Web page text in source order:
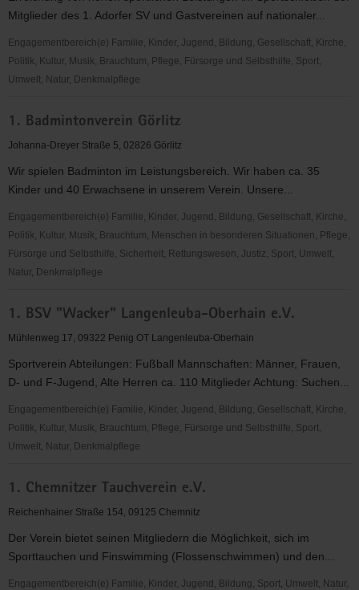
"Frauen
für
Frauen
e.V."
Mitglieder des 1. Adorfer SV und Gastvereinen auf nationaler...
Engagementbereich(e) Familie, Kinder, Jugend, Bildung, Gesellschaft, Kirche,
Politik, Kultur, Musik, Brauchtum, Pflege, Fürsorge und Selbsthilfe, Sport,
Umwelt, Natur, Denkmalpflege
Adorfer
SV
1. Badmintonverein Görlitz
Johanna-Dreyer Straße 5, 02826 Görlitz
Wir spielen Badminton im Leistungsbereich. Wir haben ca. 35
Kinder und 40 Erwachsene in unserem Verein. Unsere...
Engagementbereich(e) Familie, Kinder, Jugend, Bildung, Gesellschaft, Kirche,
Politik, Kultur, Musik, Brauchtum, Menschen in besonderen Situationen, Pflege,
Fürsorge und Selbsthilfe, Sicherheit, Rettungswesen, Justiz, Sport, Umwelt,
Natur, Denkmalpflege
Badmintonverein
Görlitz
1. BSV "Wacker" Langenleuba-Oberhain e.V.
Mühlenweg 17, 09322 Penig OT Langenleuba-Oberhain
Sportverein Abteilungen: Fußball Mannschaften: Männer, Frauen,
D- und F-Jugend, Alte Herren ca. 110 Mitglieder Achtung: Suchen...
Engagementbereich(e) Familie, Kinder, Jugend, Bildung, Gesellschaft, Kirche,
Politik, Kultur, Musik, Brauchtum, Pflege, Fürsorge und Selbsthilfe, Sport,
Umwelt, Natur, Denkmalpflege
BSV
"Wacker"
Oberhain
e.V.
1. Chemnitzer Tauchverein e.V.
Reichenhainer Straße 154, 09125 Chemnitz
Der Verein bietet seinen Mitgliedern die Möglichkeit, sich im
Sporttauchen und Finswimming (Flossenschwimmen) und den...
Engagementbereich(e) Familie, Kinder, Jugend, Bildung, Sport, Umwelt, Natur,